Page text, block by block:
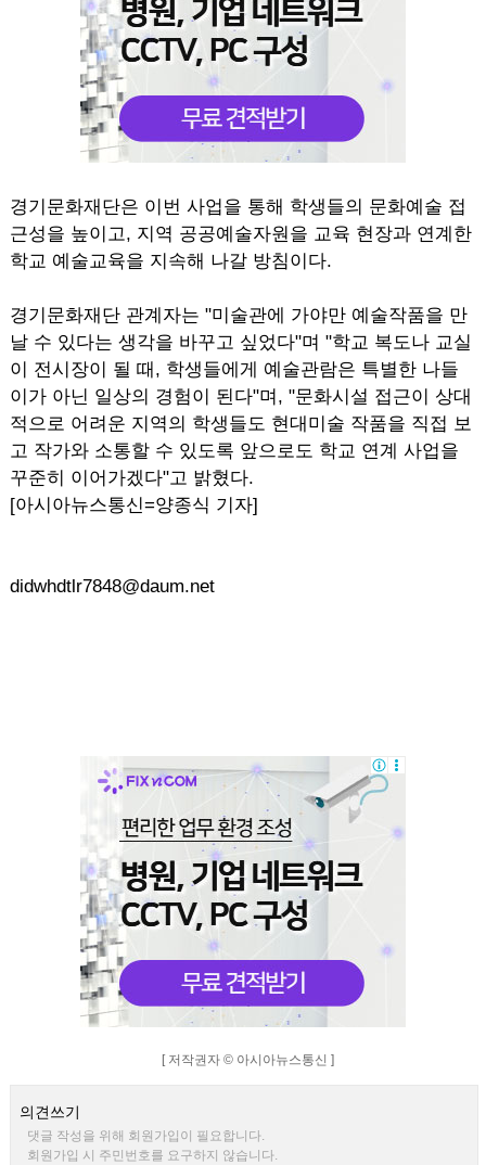
경기문화재단은 이번 사업을 통해 학생들의 문화예술 접
근성을 높이고, 지역 공공예술자원을 교육 현장과 연계한
학교 예술교육을 지속해 나갈 방침이다.
경기문화재단 관계자는 "미술관에 가야만 예술작품을 만
날 수 있다는 생각을 바꾸고 싶었다"며 "학교 복도나 교실
이 전시장이 될 때, 학생들에게 예술관람은 특별한 나들
이가 아닌 일상의 경험이 된다"며, "문화시설 접근이 상대
적으로 어려운 지역의 학생들도 현대미술 작품을 직접 보
고 작가와 소통할 수 있도록 앞으로도 학교 연계 사업을
꾸준히 이어가겠다"고 밝혔다.
[아시아뉴스통신=양종식 기자]
didwhdtlr7848@daum.net
[ 저작권자 © 아시아뉴스통신 ]
의견쓰기
댓글 작성을 위해 회원가입이 필요합니다.
회원가입 시 주민번호를 요구하지 않습니다.